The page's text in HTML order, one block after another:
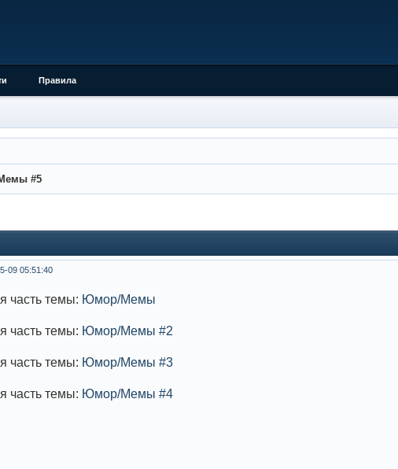
Правила
#5
09 05:51:40
часть темы: Юмор/Мемы
часть темы: Юмор/Мемы #2
часть темы: Юмор/Мемы #3
часть темы: Юмор/Мемы #4